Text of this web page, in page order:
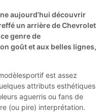
aujourd’hui découvrir
un arrière de Chevrolet
genre de
goût et aux belles lignes,
est assez
attributs esthétiques
aguerris ou fans de
(ou pire) interprétation.